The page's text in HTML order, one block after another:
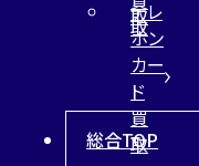
取
取
テレ
ホン
カー
ド
買
取
総合TOP